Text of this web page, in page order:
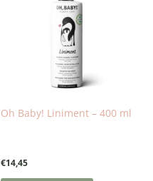
Oh Baby! Liniment – 400 ml
€14,45